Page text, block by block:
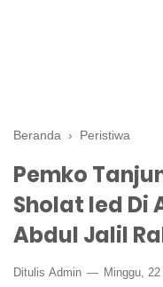
Beranda › Peristiwa
Pemko
Sholat Ied Di
Abdul Jalil
Ditulis Admin Minggu,